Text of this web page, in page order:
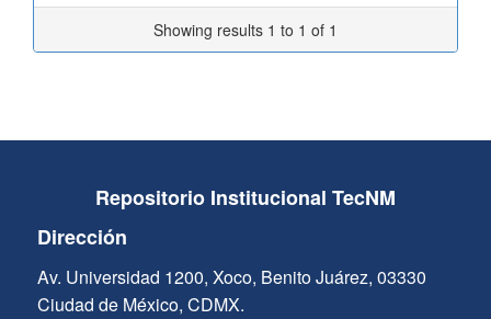
Showing results 1 to 1 of 1
Repositorio Institucional TecNM
Dirección
Av. Universidad 1200, Xoco, Benito Juárez, 03330
Ciudad de México, CDMX.